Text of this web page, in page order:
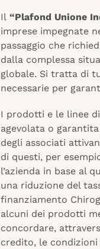
Il “Plafond Unione
imprese impegnate
passaggio che
dalla complessa
globale. Si tratta di
necessarie per
I prodotti e le linee
agevolata o
degli associati
di questi, per
l’azienda in base al
una riduzione del
finanziamento
alcuni dei prodotti
concordare,
credito, le